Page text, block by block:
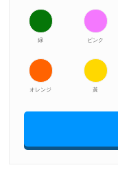
緑 ピンク
オレンジ 黃